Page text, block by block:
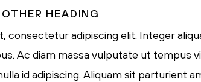
HEADING
consectetur adipiscing elit. Integer
Ac diam massa vulputate ut tempus
id adipiscing. Aliquam sit parturient